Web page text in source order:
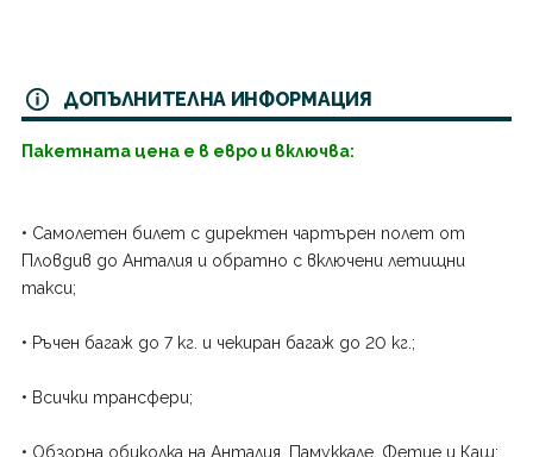
ДОПЪЛНИТЕЛНА ИНФОРМАЦИЯ
Пакетната цена е в евро и включва:
• Самолетен билет с директен чартърен полет от
Пловдив до Анталия и обратно с включени летищни
такси;
• Ръчен багаж до 7 кг. и чекиран багаж до 20 кг.;
• Всички трансфери;
• Обзорна обиколка на Анталия, Памуккале, Фетие и Каш;